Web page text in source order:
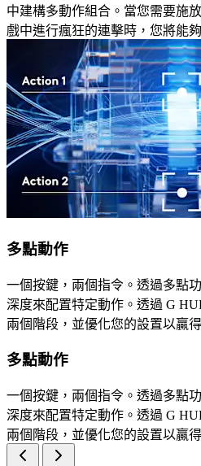
中建構多動作組合。當您需要施
戲中進行瘋狂的連擊時，您將能
多點動作
一個按鍵，兩個指令。透過多點
深度來配置特定動作。透過 G
兩個階段，並優化您的設置以贏
多點動作
一個按鍵，兩個指令。透過多點
深度來配置特定動作。透過 G
兩個階段，並優化您的設置以贏